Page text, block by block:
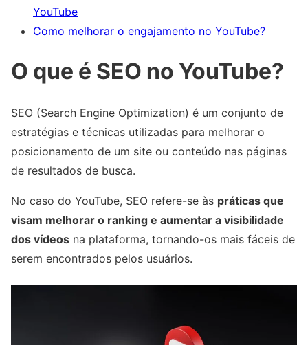
YouTube
Como melhorar o engajamento no YouTube?
O que é SEO no YouTube?
SEO (Search Engine Optimization) é um conjunto de
estratégias e técnicas utilizadas para melhorar o
posicionamento de um site ou conteúdo nas páginas
de resultados de busca.
No caso do YouTube, SEO refere-se às práticas que
visam melhorar o ranking e aumentar a visibilidade
dos vídeos na plataforma, tornando-os mais fáceis de
serem encontrados pelos usuários.